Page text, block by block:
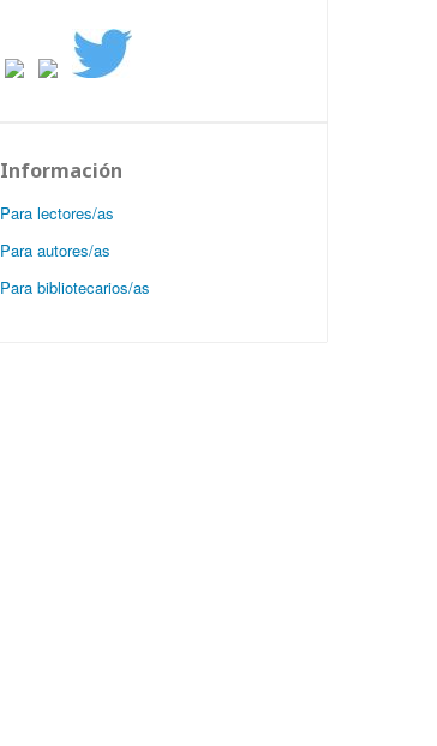
Información
Para lectores/as
Para autores/as
Para bibliotecarios/as